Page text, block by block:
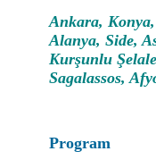
Ankara,
Alanya, Side,
Kurşunlu
Sagalassos,
Program